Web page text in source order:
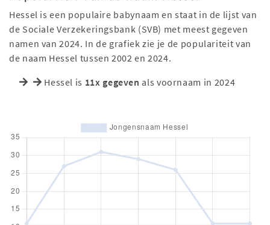
Hessel is een populaire babynaam en staat in de lijst van
de Sociale Verzekeringsbank (SVB) met meest gegeven
namen van 2024. In de grafiek zie je de populariteit van
de naam Hessel tussen 2002 en 2024.
Hessel is 11x gegeven als voornaam in 2024